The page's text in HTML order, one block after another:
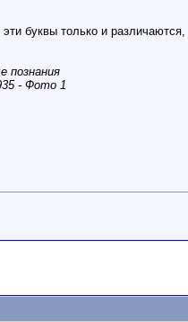
буквы только и
познания